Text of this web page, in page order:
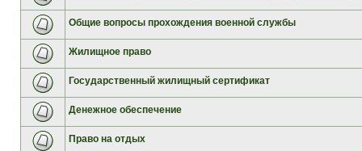
Общие вопросы прохождения военной службы
Жилищное право
Государственный жилищный сертификат
Денежное обеспечение
Право на отдых